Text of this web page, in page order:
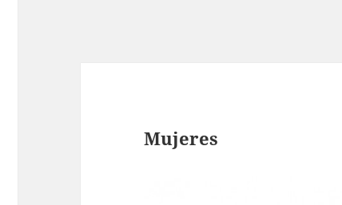
Mujeres